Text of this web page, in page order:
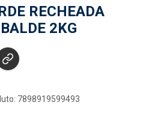
RECHEADA
2KG
7898919599493